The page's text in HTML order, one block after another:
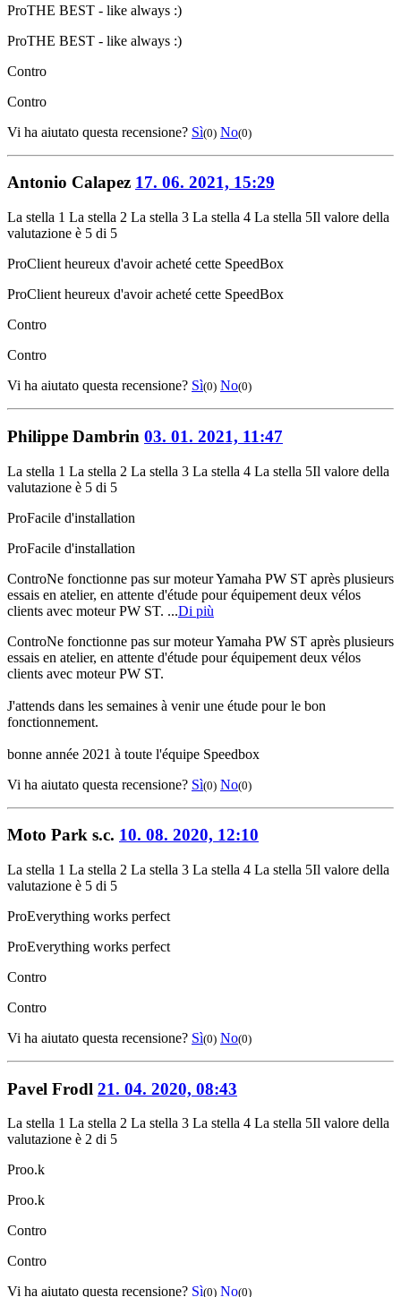
ProTHE BEST - like always :)
ProTHE BEST - like always :)
Contro
Contro
Vi ha aiutato questa recensione? Sì(0) No(0)
Antonio Calapez 17. 06. 2021, 15:29
La stella 1 La stella 2 La stella 3 La stella 4 La stella 5Il valore della
valutazione è 5 di 5
ProClient heureux d'avoir acheté cette SpeedBox
ProClient heureux d'avoir acheté cette SpeedBox
Contro
Contro
Vi ha aiutato questa recensione? Sì(0) No(0)
Philippe Dambrin 03. 01. 2021, 11:47
La stella 1 La stella 2 La stella 3 La stella 4 La stella 5Il valore della
valutazione è 5 di 5
ProFacile d'installation
ProFacile d'installation
ControNe fonctionne pas sur moteur Yamaha PW ST après plusieurs
essais en atelier, en attente d'étude pour équipement deux vélos
clients avec moteur PW ST. ...Di più
ControNe fonctionne pas sur moteur Yamaha PW ST après plusieurs
essais en atelier, en attente d'étude pour équipement deux vélos
clients avec moteur PW ST.
J'attends dans les semaines à venir une étude pour le bon
fonctionnement.
bonne année 2021 à toute l'équipe Speedbox
Vi ha aiutato questa recensione? Sì(0) No(0)
Moto Park s.c. 10. 08. 2020, 12:10
La stella 1 La stella 2 La stella 3 La stella 4 La stella 5Il valore della
valutazione è 5 di 5
ProEverything works perfect
ProEverything works perfect
Contro
Contro
Vi ha aiutato questa recensione? Sì(0) No(0)
Pavel Frodl 21. 04. 2020, 08:43
La stella 1 La stella 2 La stella 3 La stella 4 La stella 5Il valore della
valutazione è 2 di 5
Proo.k
Proo.k
Contro
Contro
Vi ha aiutato questa recensione? Sì(0) No(0)